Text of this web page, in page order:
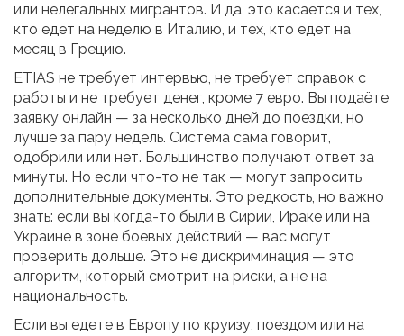
или нелегальных мигрантов. И да, это касается и тех,
кто едет на неделю в Италию, и тех, кто едет на
месяц в Грецию.
ETIAS не требует интервью, не требует справок с
работы и не требует денег, кроме 7 евро. Вы подаёте
заявку онлайн — за несколько дней до поездки, но
лучше за пару недель. Система сама говорит,
одобрили или нет. Большинство получают ответ за
минуты. Но если что-то не так — могут запросить
дополнительные документы. Это редкость, но важно
знать: если вы когда-то были в Сирии, Ираке или на
Украине в зоне боевых действий — вас могут
проверить дольше. Это не дискриминация — это
алгоритм, который смотрит на риски, а не на
национальность.
Если вы едете в Европу по круизу, поездом или на